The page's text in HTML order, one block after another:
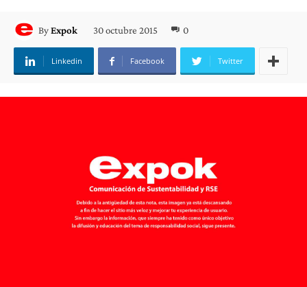
ByExpok 30 octubre 2015 0
Linkedin Facebook Twitter